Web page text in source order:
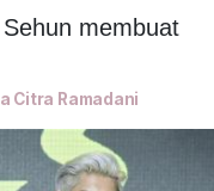
membuat
Citra Ramadani